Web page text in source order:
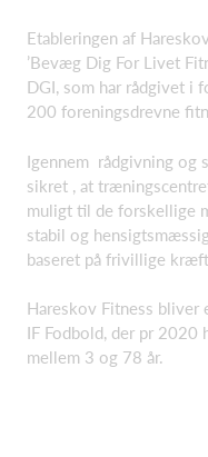
Etableringen af
’Bevæg Dig For Livet
DGI, som har rådgivet i
200 foreningsdrevne
Igennem rådgivning og
sikret , at
muligt til de forskellige
stabil og
baseret på frivillige
Hareskov Fitness bliver
IF Fodbold, der pr 2020
mellem 3 og 78 år.